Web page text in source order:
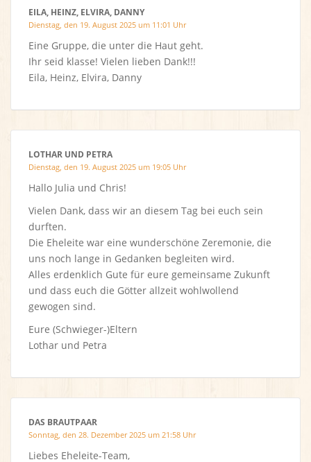
EILA, HEINZ, ELVIRA, DANNY
Dienstag, den 19. August 2025 um 11:01 Uhr
Eine Gruppe, die unter die Haut geht.
Ihr seid klasse! Vielen lieben Dank!!!
Eila, Heinz, Elvira, Danny
LOTHAR UND PETRA
Dienstag, den 19. August 2025 um 19:05 Uhr
Hallo Julia und Chris!
Vielen Dank, dass wir an diesem Tag bei euch sein
durften.
Die Eheleite war eine wunderschöne Zeremonie, die
uns noch lange in Gedanken begleiten wird.
Alles erdenklich Gute für eure gemeinsame Zukunft
und dass euch die Götter allzeit wohlwollend
gewogen sind.
Eure (Schwieger-)Eltern
Lothar und Petra
DAS BRAUTPAAR
Sonntag, den 28. Dezember 2025 um 21:58 Uhr
Liebes Eheleite-Team,